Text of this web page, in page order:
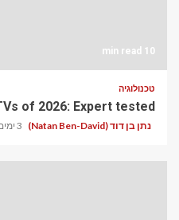
10 min read
טכנולוגיה
of 2026: Expert tested
נתן בן דוד (Natan Ben-David) 3 ימים ago